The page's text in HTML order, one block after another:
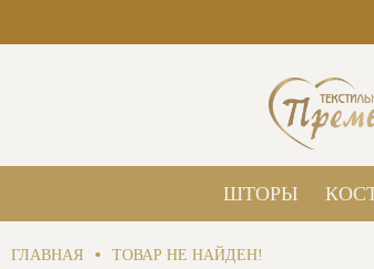
ШТОРЫ
ГЛАВНАЯ • ТОВАР НЕ НАЙДЕН!